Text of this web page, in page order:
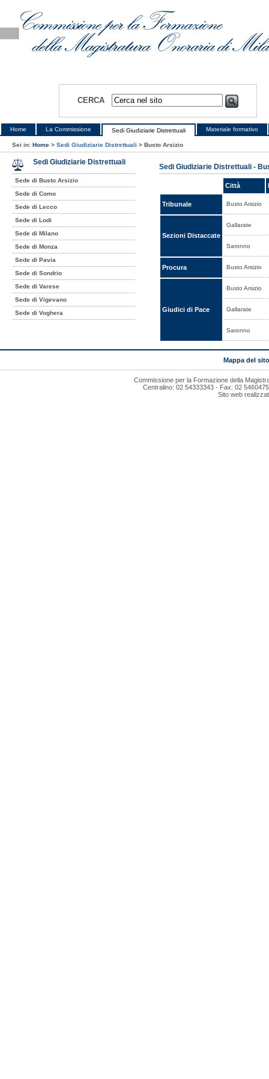
CERCA
Home La Commissione Sedi Giudiziarie Distrettuali Materiale formativo
Sei in: Home > Sedi Giudiziarie Distrettuali > Busto Arsizio
Sedi Giudiziarie Distrettuali -
Città
Tribunale Busto Arsizio
Sezioni Distaccate
Gallarate
Saronno
Procura Busto Arsizio
Giudici di Pace
Busto Arsizio
Gallarate
Saronno
Sedi Giudiziarie Distrettuali
Sede di Busto Arsizio
Sede di Como
Sede di Lecco
Sede di Lodi
Sede di Milano
Sede di Monza
Sede di Pavia
Sede di Sondrio
Sede di Varese
Sede di Vigevano
Sede di Voghera
Mappa del sito
Commissione per la Formazione della
Centralino: 02 54333343 - Fax: 02
Sito web